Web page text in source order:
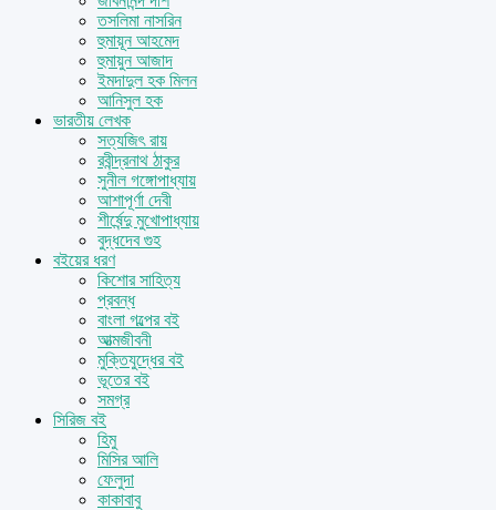
তসলিমা নাসরিন
হুমায়ূন আহমেদ
হুমায়ুন আজাদ
ইমদাদুল হক মিলন
আনিসুল হক
ভারতীয় লেখক
সত্যজিৎ রায়
রবীন্দ্রনাথ ঠাকুর
সুনীল গঙ্গোপাধ্যায়
আশাপূর্ণা দেবী
শীর্ষেন্দু মুখোপাধ্যায়
বুদ্ধদেব গুহ
বইয়ের ধরণ
কিশোর সাহিত্য
প্রবন্ধ
বাংলা গল্পের বই
আত্মজীবনী
মুক্তিযুদ্ধের বই
ভূতের বই
সমগ্র
সিরিজ বই
হিমু
মিসির আলি
ফেলুদা
কাকাবাবু